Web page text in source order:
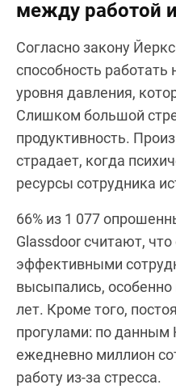
между работой
Согласно закону
способность
уровня давления,
Слишком большой
продуктивность.
страдает, когда
ресурсы сотрудника
66% из 1 077
Glassdoor считают,
эффективными
высыпались, особенно
лет. Кроме того,
прогулами: по данным
ежедневно миллион
работу из-за стресса.